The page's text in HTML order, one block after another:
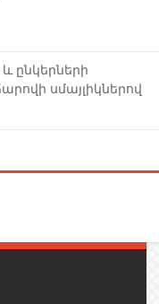
ընկերների
սմայլիկներով